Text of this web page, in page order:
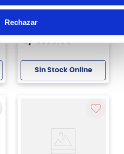
Rechazar
EC401 Color Olympic
S/ 4699.00
Sin Stock Online